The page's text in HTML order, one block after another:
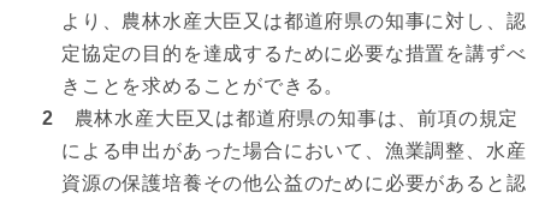
より、農林水産大臣又は都道府県の知事に対し、認
定協定の目的を達成するために必要な措置を講ずべ
きことを求めることができる。
2 農林水産大臣又は都道府県の知事は、前項の規定
による申出があった場合において、漁業調整、水産
資源の保護培養その他公益のために必要があると認